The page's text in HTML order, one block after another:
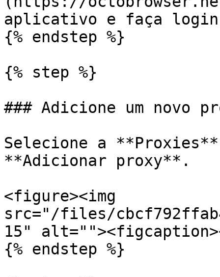
aplicativo e faça
{% endstep %}
{% step %}
### Adicione um novo
Selecione a
**Adicionar proxy**.
<figure><img
src="/files/
15"
{% endstep %}